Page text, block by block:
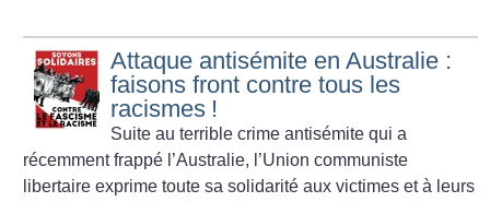
Attaque antisémite en Australie :
faisons front contre tous les
racismes !
Suite au terrible crime antisémite qui a
récemment frappé l’Australie, l’Union communiste
libertaire exprime toute sa solidarité aux victimes et à leurs